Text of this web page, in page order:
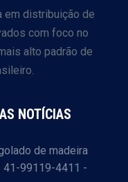
em distribuição de
com foco no
alto padrão de
NOTÍCIAS
de madeira
41-99119-4411 -